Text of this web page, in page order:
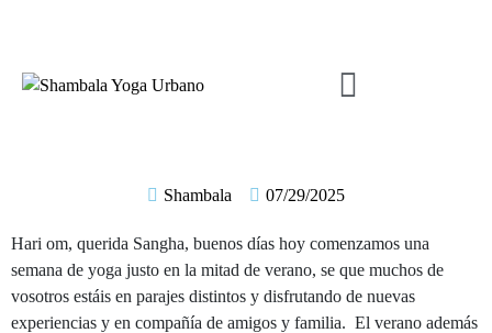
Shambala 07/29/2025
Hari om, querida Sangha, buenos días hoy comenzamos una
semana de yoga justo en la mitad de verano, se que muchos de
vosotros estáis en parajes distintos y disfrutando de nuevas
experiencias y en compañía de amigos y familia. El verano además